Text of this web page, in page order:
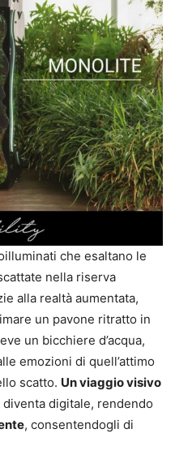
che esaltano le
nella riserva
alla realtà aumentata,
un pavone ritratto in
un bicchiere d’acqua,
emozioni di quell’attimo
scatto. Un viaggio visivo
digitale, rendendo
, consentendogli di